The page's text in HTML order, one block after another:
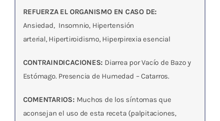
REFUERZA EL ORGANISMO EN CASO DE:
Ansiedad, Insomnio, Hipertensión
arterial, Hipertiroidismo, Hiperpirexia esencial
CONTRAINDICACIONES: Diarrea por Vacío de Bazo y
Estómago. Presencia de Humedad – Catarros.
COMENTARIOS: Muchos de los síntomas que
aconsejan el uso de esta receta (palpitaciones,